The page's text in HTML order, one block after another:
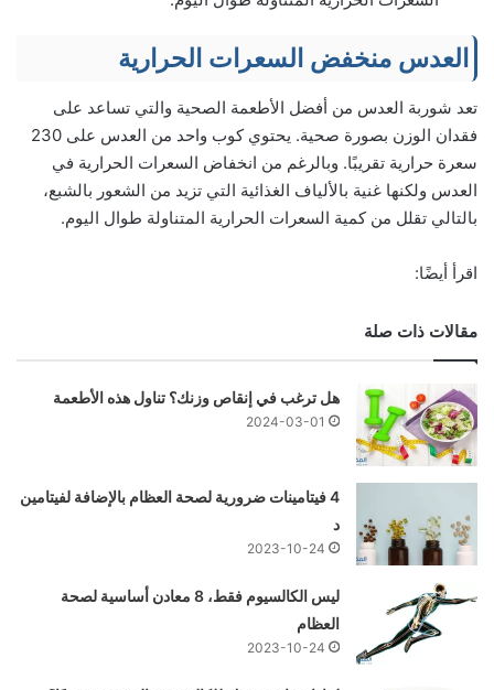
العدس منخفض السعرات الحرارية
تعد شوربة العدس من أفضل الأطعمة الصحية والتي تساعد على
فقدان الوزن بصورة صحية. يحتوي كوب واحد من العدس على 230
سعرة حرارية تقريبًا. وبالرغم من انخفاض السعرات الحرارية في
العدس ولكنها غنية بالألياف الغذائية التي تزيد من الشعور بالشبع،
بالتالي تقلل من كمية السعرات الحرارية المتناولة طوال اليوم.
اقرأ أيضًا:
مقالات ذات صلة
هل ترغب في إنقاص وزنك؟ تناول هذه الأطعمة
2024-03-01
4 فيتامينات ضرورية لصحة العظام بالإضافة لفيتامين
د
2023-10-24
ليس الكالسيوم فقط، 8 معادن أساسية لصحة
العظام
2023-10-24